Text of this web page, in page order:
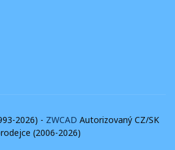
2026) - ZWCAD Autorizovaný CZ/SK
(2006-2026)